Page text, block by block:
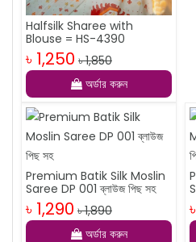
Halfsilk Sharee with
Blouse = HS-4390
৳ 1,250 ৳ 1,850
অর্ডার করুন
Premium Batik Silk Moslin
Saree DP 001 ব্লাউজ পিছ সহ
৳ 1,290 ৳ 1,890
অর্ডার করুন